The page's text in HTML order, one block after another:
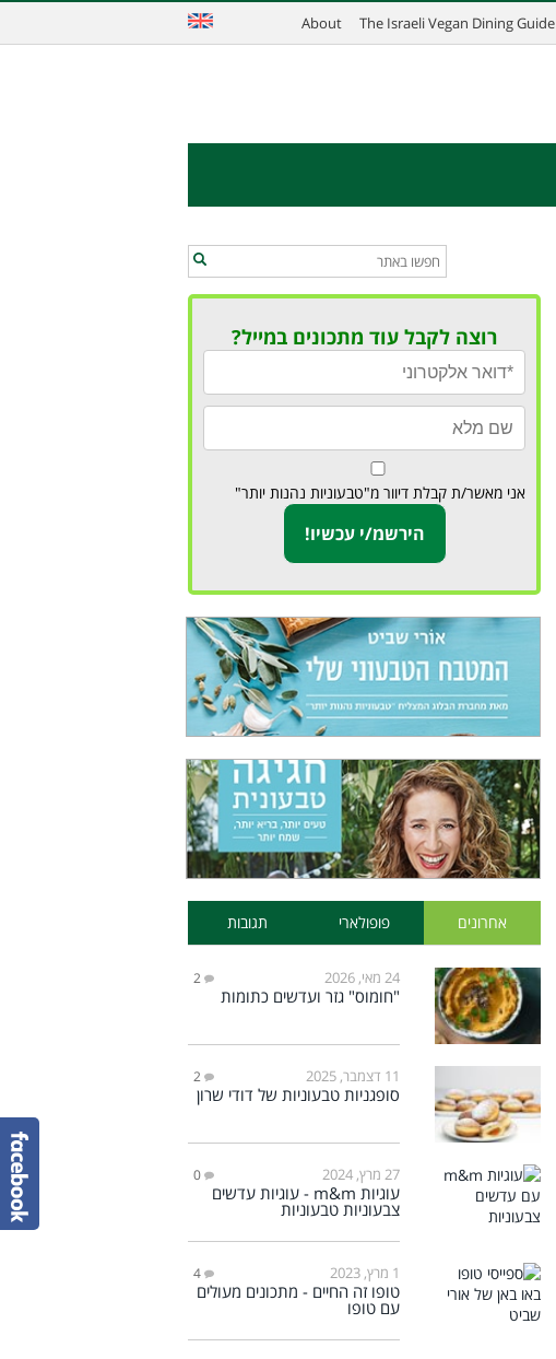
The Israeli Vegan Dining Guide
About
רוצה לקבל עוד מתכונים במייל?
אני מאשר/ת קבלת דיוור מ"טבעוניות נהנות יותר"
אחרונים פופולארי תגובות
24 מאי, 2026 2
"חומוס" גזר ועדשים כתומות
11 דצמבר, 2025 2
סופגניות טבעוניות של דודי שרון
27 מרץ, 2024 0
עוגיות m&m - עוגיות עדשים
צבעוניות טבעוניות
1 מרץ, 2023 4
טופו זה החיים - מתכונים מעולים
עם טופו